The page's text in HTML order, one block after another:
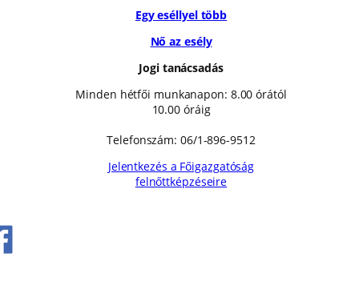
Egy eséllyel több
Nő az esély
Jogi tanácsadás
Minden hétfői munkanapon: 8.00 órától
10.00 óráig
Telefonszám: 06/1-896-9512
Jelentkezés a Főigazgatóság
felnőttképzéseire